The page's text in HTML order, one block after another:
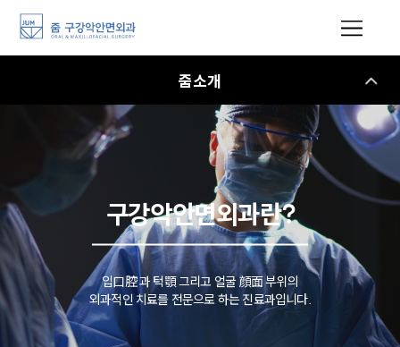
줌소개
구강악안면외과란?
입口腔과 턱顎그리고 얼굴 顔面부위의
외과적인 치료를 전문으로 하는 진료과입니다.